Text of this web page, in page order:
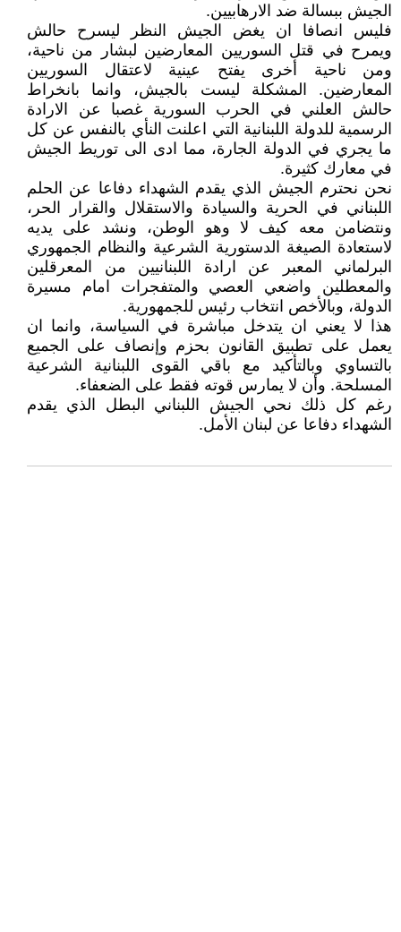
الجيش ببسالة ضد الارهابيين.
فليس انصافا ان يغض الجيش النظر ليسرح حالش
ويمرح في قتل السوريين المعارضين لبشار من ناحية،
ومن ناحية أخرى يفتح عينية لاعتقال السوريين
المعارضين. المشكلة ليست بالجيش، وانما بانخراط
حالش العلني في الحرب السورية غصبا عن الارادة
الرسمية للدولة اللبنانية التي اعلنت النأي بالنفس عن كل
ما يجري في الدولة الجارة، مما ادى الى توريط الجيش
في معارك كثيرة.
نحن نحترم الجيش الذي يقدم الشهداء دفاعا عن الحلم
اللبناني في الحرية والسيادة والاستقلال والقرار الحر،
ونتضامن معه كيف لا وهو الوطن، ونشد على يديه
لاستعادة الصيغة الدستورية الشرعية والنظام الجمهوري
البرلماني المعبر عن ارادة اللبنانيين من المعرقلين
والمعطلين واضعي العصي والمتفجرات امام مسيرة
الدولة، وبالأخص انتخاب رئيس للجمهورية.
هذا لا يعني ان يتدخل مباشرة في السياسة، وانما ان
يعمل على تطبيق القانون بحزم وإنصاف على الجميع
بالتساوي وبالتأكيد مع باقي القوى اللبنانية الشرعية
المسلحة. وأن لا يمارس قوته فقط على الضعفاء.
رغم كل ذلك نحي الجيش اللبناني البطل الذي يقدم
الشهداء دفاعا عن لبنان الأمل.